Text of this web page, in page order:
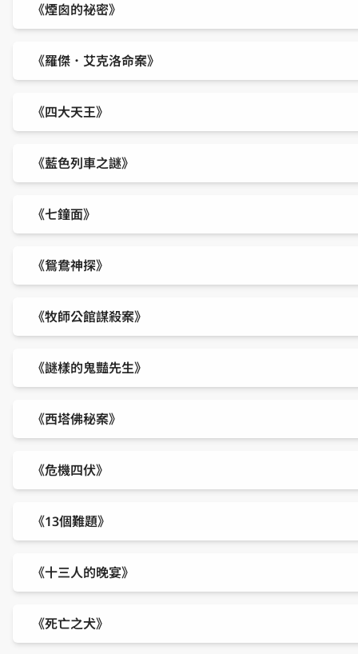
《煙囪的祕密》
《羅傑．艾克洛命案》
《四大天王》
《藍色列車之謎》
《七鐘面》
《鴛鴦神探》
《牧師公館謀殺案》
《謎樣的鬼豔先生》
《西塔佛秘案》
《危機四伏》
《13個難題》
《十三人的晚宴》
《死亡之犬》